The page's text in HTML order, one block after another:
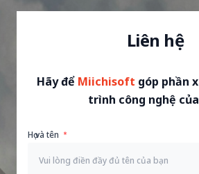
Liên hệ
Hãy để Miichisoft góp phần
trình công nghệ
Họ và tên